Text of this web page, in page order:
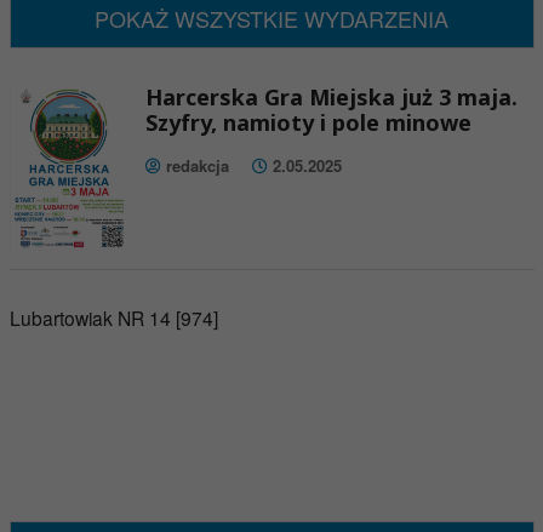
POKAŻ WSZYSTKIE WYDARZENIA
Harcerska Gra Miejska już 3 maja.
Szyfry, namioty i pole minowe
redakcja 2.05.2025
Lubartowiak NR 14 [974]